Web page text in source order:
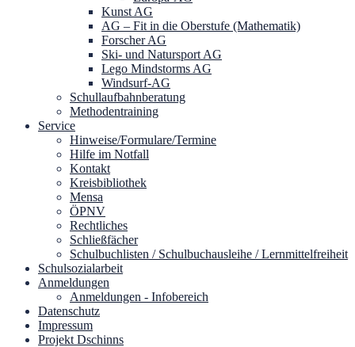
Kunst AG
AG – Fit in die Oberstufe (Mathematik)
Forscher AG
Ski- und Natursport AG
Lego Mindstorms AG
Windsurf-AG
Schullaufbahnberatung
Methodentraining
Service
Hinweise/Formulare/Termine
Hilfe im Notfall
Kontakt
Kreisbibliothek
Mensa
ÖPNV
Rechtliches
Schließfächer
Schulbuchlisten / Schulbuchausleihe / Lernmittelfreiheit
Schulsozialarbeit
Anmeldungen
Anmeldungen - Infobereich
Datenschutz
Impressum
Projekt Dschinns